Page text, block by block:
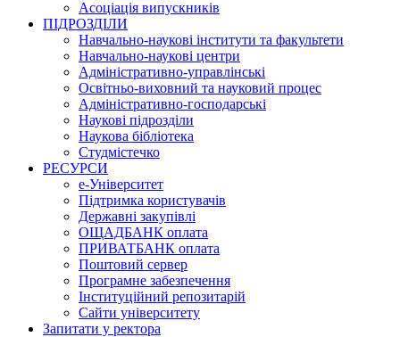
Асоціація випускників
ПІДРОЗДІЛИ
Навчально-наукові інститути та факультети
Навчально-наукові центри
Адміністративно-управлінські
Освітньо-виховний та науковий процес
Адміністративно-господарські
Наукові підрозділи
Наукова бібліотека
Студмістечко
РЕСУРСИ
е-Університет
Підтримка користувачів
Державні закупівлі
ОЩАДБАНК оплата
ПРИВАТБАНК оплата
Поштовий сервер
Програмне забезпечення
Інституційний репозитарій
Сайти університету
Запитати у ректора